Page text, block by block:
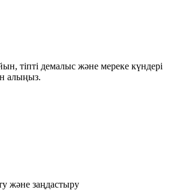
тіпті демалыс және мереке күндері
алыңыз.
және заңдастыру